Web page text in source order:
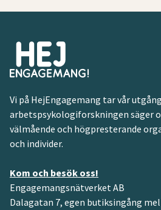
Vi på HejEngagemang tar vår
arbetspsykologiforskningen säger
välmående och högpresterande
och individer.
Kom och besök oss!
Engagemangsnätverket AB
Dalagatan 7, egen butiksingång